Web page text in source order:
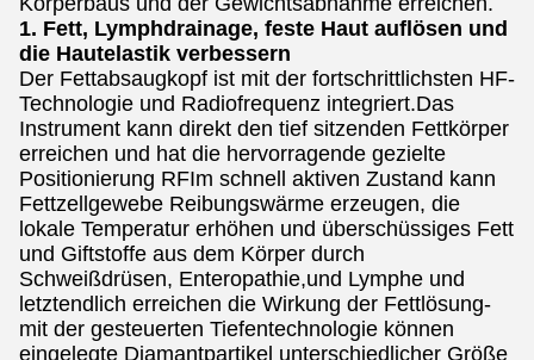
1. Fett, Lymphdrainage, feste Haut auflösen und
die Hautelastik verbessern
Der Fettabsaugkopf ist mit der fortschrittlichsten HF-
Technologie und Radiofrequenz integriert.Das
Instrument kann direkt den tief sitzenden Fettkörper
erreichen und hat die hervorragende gezielte
Positionierung RFIm schnell aktiven Zustand kann
Fettzellgewebe Reibungswärme erzeugen, die
lokale Temperatur erhöhen und überschüssiges Fett
und Giftstoffe aus dem Körper durch
Schweißdrüsen, Enteropathie,und Lymphe und
letztendlich erreichen die Wirkung der Fettlösung-
mit der gesteuerten Tiefentechnologie können
eingelegte Diamantpartikel unterschiedlicher Größe